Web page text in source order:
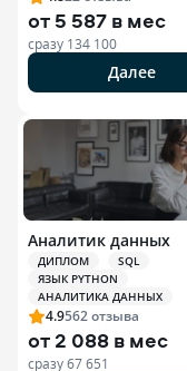
от 5 587 в мес
сразу 134 100
Далее
Аналитик данных
ДИПЛОМ
SQL
ЯЗЫК PYTHON
АНАЛИТИКА ДАННЫХ
4.9562отзыва
от2 088 в мес
сразу67 651